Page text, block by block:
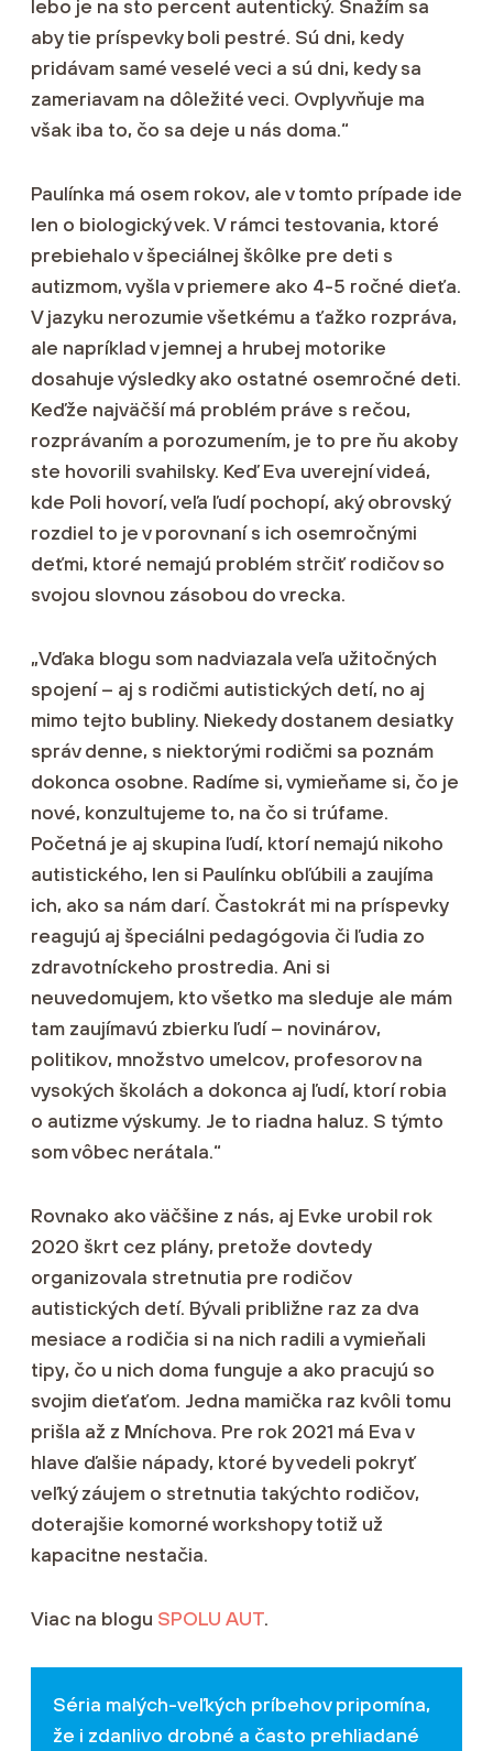
lebo je na sto percent autentický. Snažím sa
aby tie príspevky boli pestré. Sú dni, kedy
pridávam samé veselé veci a sú dni, kedy sa
zameriavam na dôležité veci. Ovplyvňuje ma
však iba to, čo sa deje u nás doma.“
Paulínka má osem rokov, ale v tomto prípade ide
len o biologický vek. V rámci testovania, ktoré
prebiehalo v špeciálnej škôlke pre deti s
autizmom, vyšla v priemere ako 4-5 ročné dieťa.
V jazyku nerozumie všetkému a ťažko rozpráva,
ale napríklad v jemnej a hrubej motorike
dosahuje výsledky ako ostatné osemročné deti.
Keďže najväčší má problém práve s rečou,
rozprávaním a porozumením, je to pre ňu akoby
ste hovorili svahilsky. Keď Eva uverejní videá,
kde Poli hovorí, veľa ľudí pochopí, aký obrovský
rozdiel to je v porovnaní s ich osemročnými
deťmi, ktoré nemajú problém strčiť rodičov so
svojou slovnou zásobou do vrecka.
„Vďaka blogu som nadviazala veľa užitočných
spojení – aj s rodičmi autistických detí, no aj
mimo tejto bubliny. Niekedy dostanem desiatky
správ denne, s niektorými rodičmi sa poznám
dokonca osobne. Radíme si, vymieňame si, čo je
nové, konzultujeme to, na čo si trúfame.
Početná je aj skupina ľudí, ktorí nemajú nikoho
autistického, len si Paulínku obľúbili a zaujíma
ich, ako sa nám darí. Častokrát mi na príspevky
reagujú aj špeciálni pedagógovia či ľudia zo
zdravotníckeho prostredia. Ani si
neuvedomujem, kto všetko ma sleduje ale mám
tam zaujímavú zbierku ľudí – novinárov,
politikov, množstvo umelcov, profesorov na
vysokých školách a dokonca aj ľudí, ktorí robia
o autizme výskumy. Je to riadna haluz. S týmto
som vôbec nerátala.“
Rovnako ako väčšine z nás, aj Evke urobil rok
2020 škrt cez plány, pretože dovtedy
organizovala stretnutia pre rodičov
autistických detí. Bývali približne raz za dva
mesiace a rodičia si na nich radili a vymieňali
tipy, čo u nich doma funguje a ako pracujú so
svojim dieťaťom. Jedna mamička raz kvôli tomu
prišla až z Mníchova. Pre rok 2021 má Eva v
hlave ďalšie nápady, ktoré by vedeli pokryť
veľký záujem o stretnutia takýchto rodičov,
doterajšie komorné workshopy totiž už
kapacitne nestačia.
Viac na blogu SPOLU AUT.
Séria malých-veľkých príbehov pripomína,
že i zdanlivo drobné a často prehliadané